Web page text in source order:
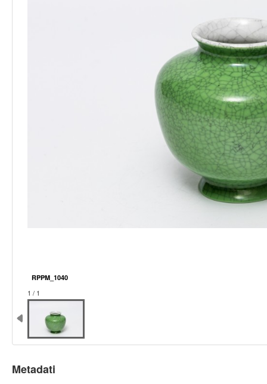
RPPM_1040
1 / 1
Metadati